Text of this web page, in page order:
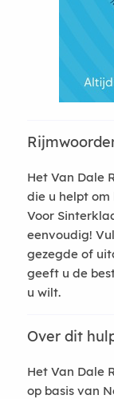
Het Van Dale
die u helpt
Voor
eenvoudig!
gezegde of
geeft u de
u wilt.
Over dit
Het Van Dale
op basis van